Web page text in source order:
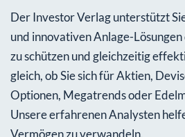
Der Investor Verlag unterstützt
und innovativen Anlage-
zu schützen und gleichzeitig
gleich, ob Sie sich für Aktien,
Optionen, Megatrends oder
Unsere erfahrenen Analysten
Vermögen zu verwandeln.